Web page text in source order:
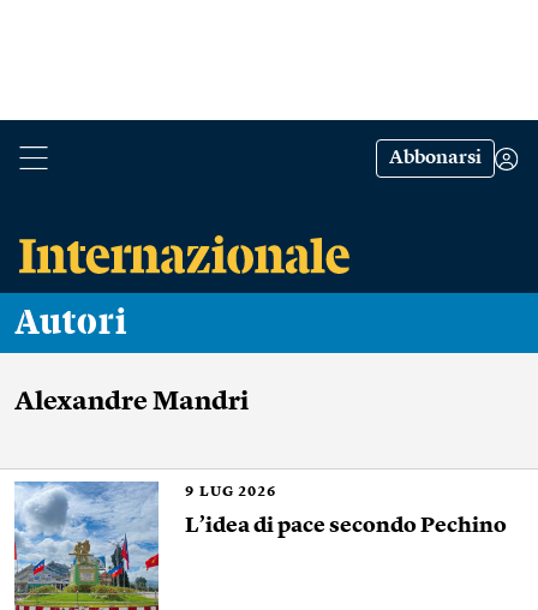
Abbonarsi
Autori
Alexandre Mandri
9 LUG 2026
L’idea di pace secondo Pechino